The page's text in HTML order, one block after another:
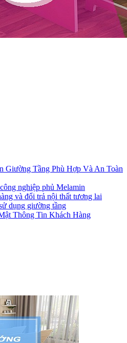
Giường Tầng Phù Hợp Và An Toàn
nghiệp phủ Melamin
và đổi trả nội thất tương lai
dụng giường tầng
Thông Tin Khách Hàng